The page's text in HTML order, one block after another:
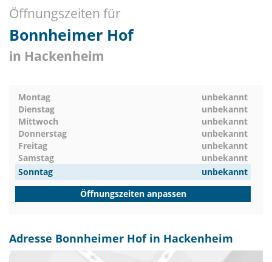
Öffnungszeiten für
Bonnheimer Hof
in Hackenheim
Montag
unbekannt
Dienstag
unbekannt
Mittwoch
unbekannt
Donnerstag
unbekannt
Freitag
unbekannt
Samstag
unbekannt
Sonntag
unbekannt
Öffnungszeiten anpassen
Adresse Bonnheimer Hof in Hackenheim